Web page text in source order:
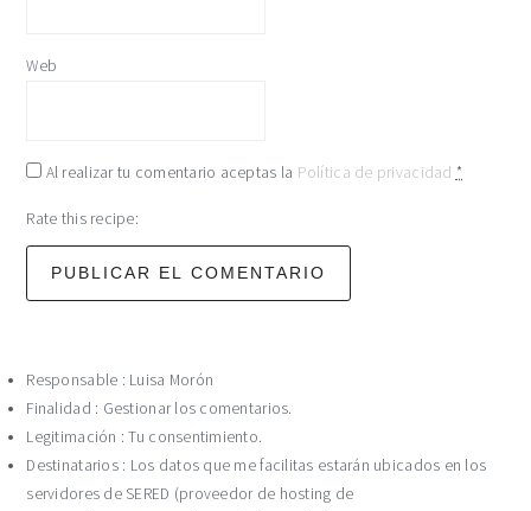
Web
Al realizar tu comentario aceptas la Política de privacidad *
Rate this recipe:
Responsable : Luisa Morón
Finalidad : Gestionar los comentarios.
Legitimación : Tu consentimiento.
Destinatarios : Los datos que me facilitas estarán ubicados en los
servidores de SERED (proveedor de hosting de